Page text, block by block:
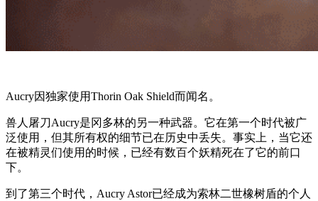
Aucry因独家使用Thorin Oak Shield而闻名。
兽人屠刀Aucry是冈多林的另一种武器。它在第一个时代被广
泛使用，但其所有权的细节已在历史中丢失。事实上，当它还
在被精灵们使用的时候，已经有数百个妖精死在了它的前口
下。
到了第三个时代，Aucry Astor已经成为索林二世橡树盾的个人